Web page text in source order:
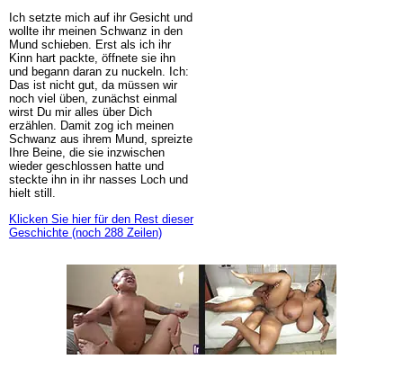
Ich setzte mich auf ihr Gesicht und
wollte ihr meinen Schwanz in den
Mund schieben. Erst als ich ihr
Kinn hart packte, öffnete sie ihn
und begann daran zu nuckeln. Ich:
Das ist nicht gut, da müssen wir
noch viel üben, zunächst einmal
wirst Du mir alles über Dich
erzählen. Damit zog ich meinen
Schwanz aus ihrem Mund, spreizte
Ihre Beine, die sie inzwischen
wieder geschlossen hatte und
steckte ihn in ihr nasses Loch und
hielt still.
Klicken Sie hier für den Rest dieser
Geschichte (noch 288 Zeilen)